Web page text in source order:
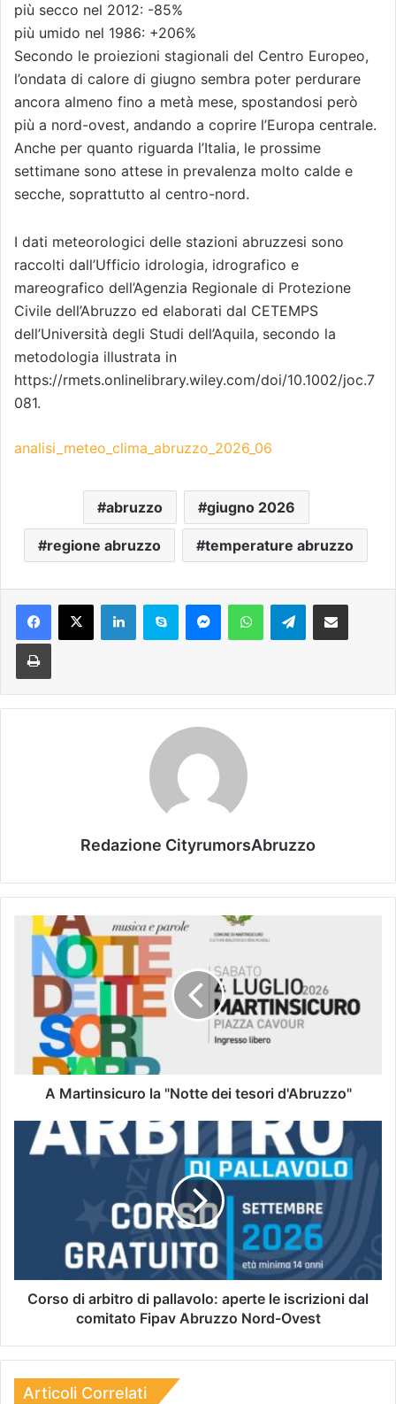
più secco nel 2012: -85%
più umido nel 1986: +206%
Secondo le proiezioni stagionali del Centro Europeo,
l’ondata di calore di giugno sembra poter perdurare
ancora almeno fino a metà mese, spostandosi però
più a nord-ovest, andando a coprire l’Europa centrale.
Anche per quanto riguarda l’Italia, le prossime
settimane sono attese in prevalenza molto calde e
secche, soprattutto al centro-nord.
I dati meteorologici delle stazioni abruzzesi sono
raccolti dall’Ufficio idrologia, idrografico e
mareografico dell’Agenzia Regionale di Protezione
Civile dell’Abruzzo ed elaborati dal CETEMPS
dell’Università degli Studi dell’Aquila, secondo la
metodologia illustrata in
https://rmets.onlinelibrary.wiley.com/doi/10.1002/joc.7
081.
analisi_meteo_clima_abruzzo_2026_06
abruzzo giugno 2026
regione abruzzo temperature abruzzo
Telegram
Redazione CityrumorsAbruzzo
A Martinsicuro la "Notte dei tesori d'Abruzzo"
Corso di arbitro di pallavolo: aperte le iscrizioni dal
comitato Fipav Abruzzo Nord-Ovest
Articoli Correlati